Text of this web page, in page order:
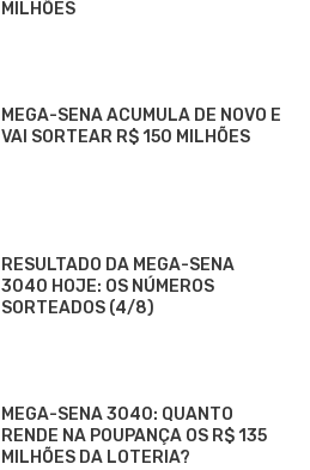
MILHÕES
MEGA-SENA ACUMULA DE NOVO E
VAI SORTEAR R$ 150 MILHÕES
RESULTADO DA MEGA-SENA
3040 HOJE: OS NÚMEROS
SORTEADOS (4/8)
MEGA-SENA 3040: QUANTO
RENDE NA POUPANÇA OS R$ 135
MILHÕES DA LOTERIA?